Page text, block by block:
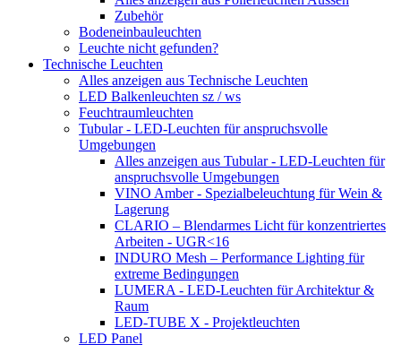
Zubehör
Bodeneinbauleuchten
Leuchte nicht gefunden?
Technische Leuchten
Alles anzeigen aus Technische Leuchten
LED Balkenleuchten sz / ws
Feuchtraumleuchten
Tubular - LED-Leuchten für anspruchsvolle
Umgebungen
Alles anzeigen aus Tubular - LED-Leuchten für
anspruchsvolle Umgebungen
VINO Amber - Spezialbeleuchtung für Wein &
Lagerung
CLARIO – Blendarmes Licht für konzentriertes
Arbeiten - UGR<16
INDURO Mesh – Performance Lighting für
extreme Bedingungen
LUMERA - LED-Leuchten für Architektur &
Raum
LED-TUBE X - Projektleuchten
LED Panel